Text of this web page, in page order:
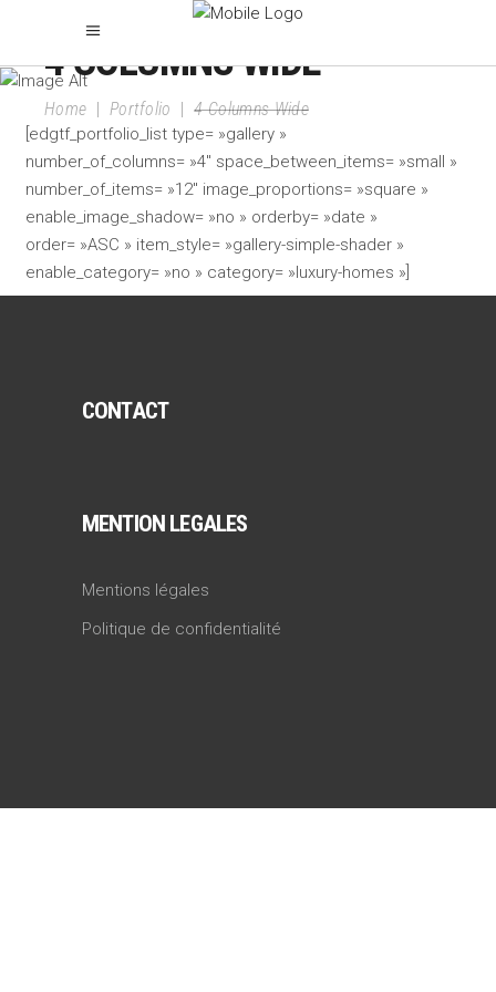
4 COLUMNS WIDE
Home | Portfolio |4 Columns Wide
[edgtf_portfolio_list type= »gallery »
number_of_columns= »4″ space_between_items= »small »
number_of_items= »12″ image_proportions= »square »
enable_image_shadow= »no » orderby= »date »
order= »ASC » item_style= »gallery-simple-shader »
enable_category= »no » category= »luxury-homes »]
CONTACT
MENTION LEGALES
Mentions légales
Politique de confidentialité